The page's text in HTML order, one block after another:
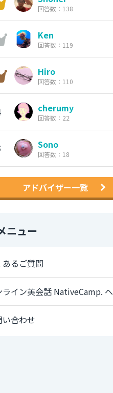
回答数：138
Ken
回答数：119
Hiro
回答数：110
cherumy
回答数：22
Sono
回答数：18
アドバイザー一覧
ニュー
あるご質問
ライン英会話 NativeCamp. へ
い合わせ